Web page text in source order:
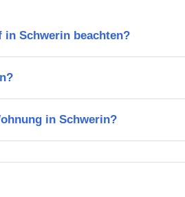
in Schwerin beachten?
in Schwerin?